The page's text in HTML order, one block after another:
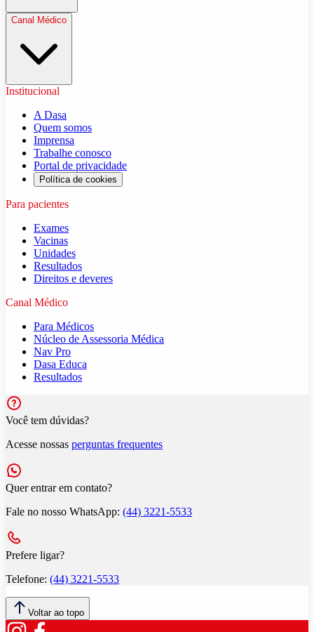
Canal Médico
Institucional
A Dasa
Quem somos
Imprensa
Trabalhe conosco
Portal de privacidade
Política de cookies
Para pacientes
Exames
Vacinas
Unidades
Resultados
Direitos e deveres
Canal Médico
Para Médicos
Núcleo de Assessoria Médica
Nav Pro
Dasa Educa
Resultados
Você tem dúvidas?
Acesse nossas perguntas frequentes
Quer entrar em contato?
Fale no nosso WhatsApp: (44) 3221-5533
Prefere ligar?
Telefone: (44) 3221-5533
Voltar ao topo